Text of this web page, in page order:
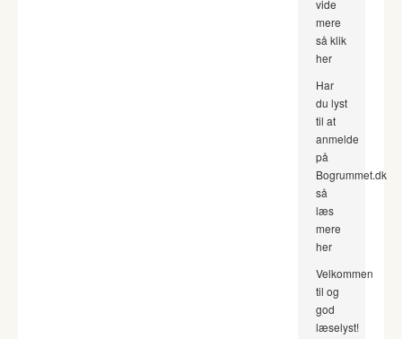
vide
mere
så klik
her
Har
du lyst
til at
anmelde
på
Bogrummet.dk
så
læs
mere
her
Velkommen
til og
god
læselyst!